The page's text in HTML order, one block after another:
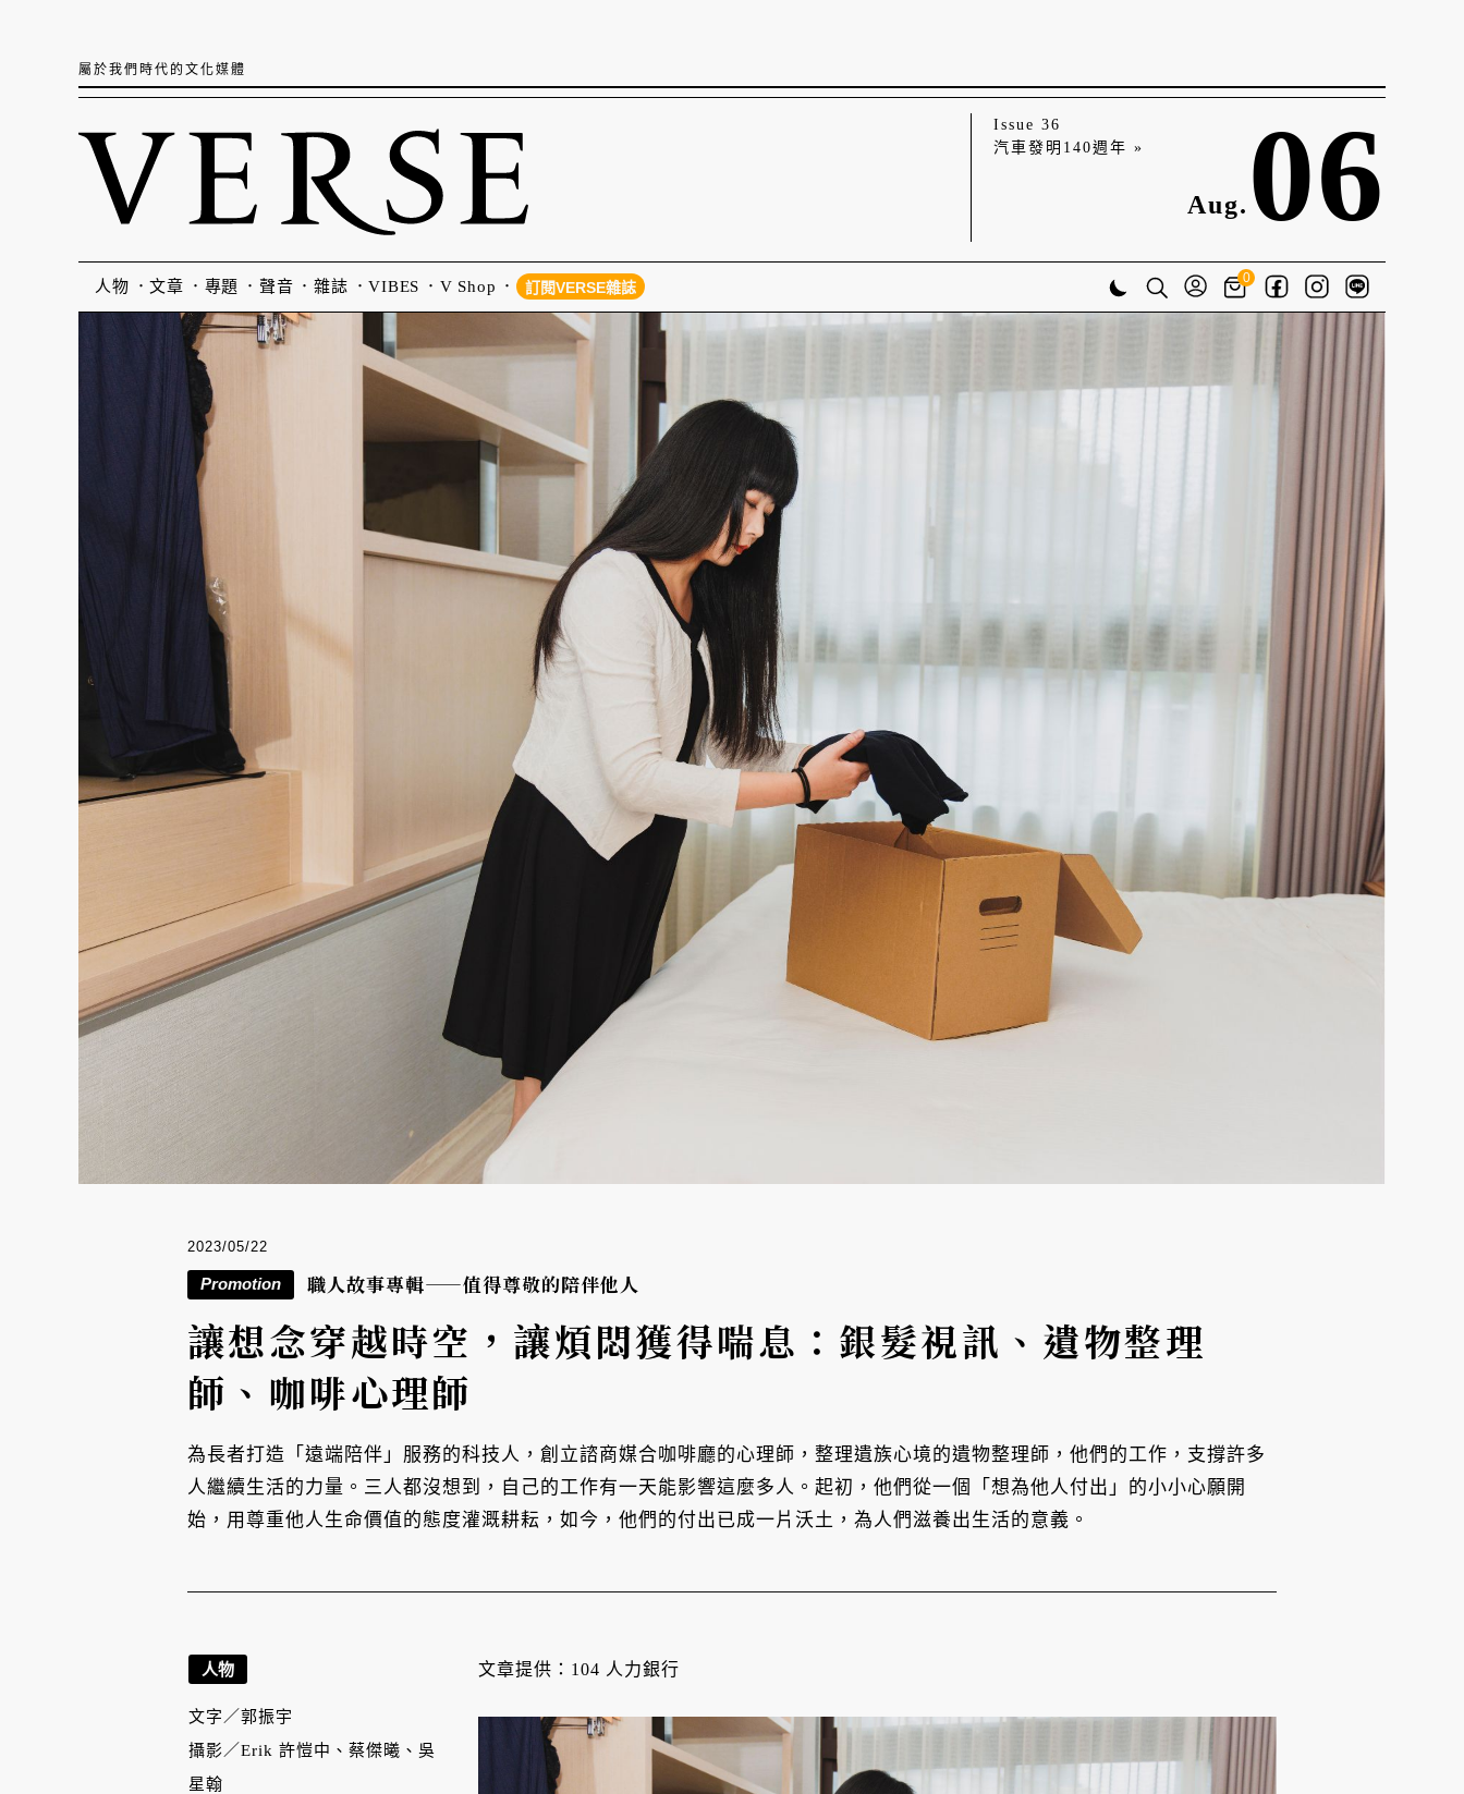
屬於我們時代的文化媒體
Issue 36
汽車發明140週年 »
Aug. 06
人物 文章 專題 聲音 雜誌 VIBES V Shop 訂閱VERSE雜誌
0
2023/05/22
Promotion 職人故事專輯——值得尊敬的陪伴他人
讓想念穿越時空，讓煩悶獲得喘息：銀髮視訊、遺物整理
師、咖啡心理師
為長者打造「遠端陪伴」服務的科技人，創立諮商媒合咖啡廳的心理師，整理遺族心境的遺物整理師，他們的工作，支撐許多
人繼續生活的力量。三人都沒想到，自己的工作有一天能影響這麼多人。起初，他們從一個「想為他人付出」的小小心願開
始，用尊重他人生命價值的態度灌溉耕耘，如今，他們的付出已成一片沃土，為人們滋養出生活的意義。
文章提供：104 人力銀行
人物
文字／郭振宇
攝影／Erik 許愷中、蔡傑曦、吳
星翰